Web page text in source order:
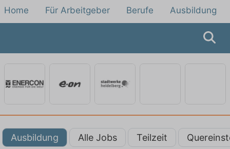
Home Für Arbeitgeber Berufe Ausbildung
Ausbildung Alle Jobs Teilzeit